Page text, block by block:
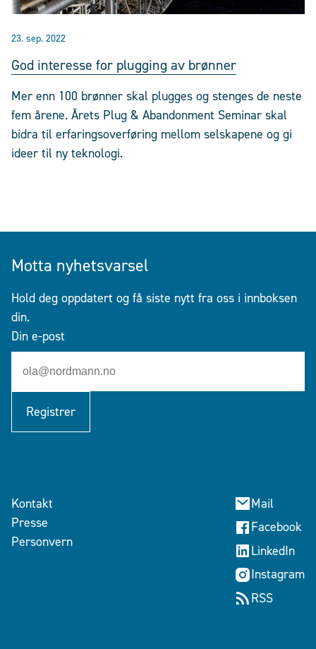
23. sep. 2022
God interesse for plugging av brønner
Mer enn 100 brønner skal plugges og stenges de neste
fem årene. Årets Plug & Abandonment Seminar skal
bidra til erfaringsoverføring mellom selskapene og gi
ideer til ny teknologi.
Motta nyhetsvarsel
Hold deg oppdatert og få siste nytt fra oss i innboksen
din.
Din e-post
Registrer
Kontakt
Presse
Personvern
Mail
Facebook
LinkedIn
Instagram
RSS